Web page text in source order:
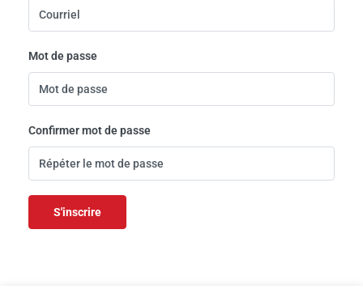
Mot de passe
Confirmer mot de passe
S'inscrire